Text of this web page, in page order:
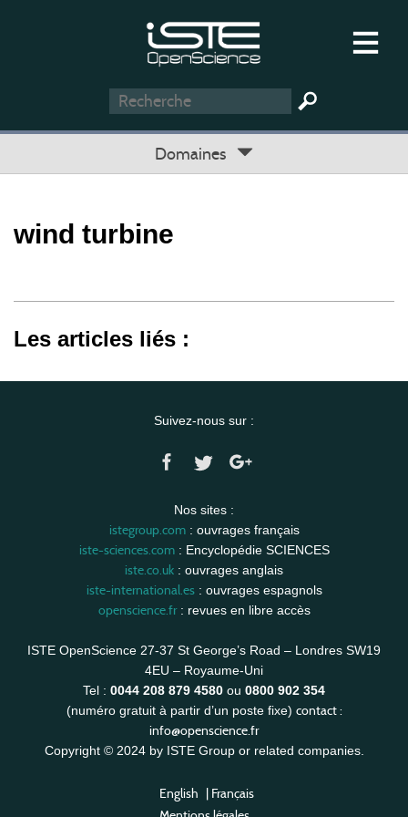
Domaines
wind turbine
Les articles liés :
Suivez-nous sur :
Nos sites :
istegroup.com: ouvrages français
iste-sciences.com: Encyclopédie SCIENCES
iste.co.uk : ouvrages anglais
iste-international.es: ouvrages espagnols
openscience.fr: revues en libre accès
ISTE OpenScience 27-37 St George’s Road – Londres SW19
4EU – Royaume-Uni
Tel : 0044 208 879 4580 ou 0800 902 354
(numéro gratuit à partir d’un poste fixe) contact :
info@openscience.fr
Copyright © 2024 by ISTE Group or related companies.
English | Français